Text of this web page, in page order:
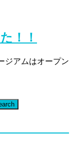
！！
ジアムはオープン